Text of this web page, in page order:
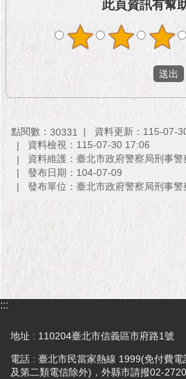
權
資
訊
安
情
統
此頁資訊有幫
點閱數： 30331
資料更新：115-07-
資料檢視：115-07-30 17:06
資料維護：臺北市政府警察局刑事警
發布日期：104-07-09
發布單位：臺北市政府警察局刑事警
:::
地址 : 110204臺北市信義區市府路1號
電話 : 臺北市民當家熱線 1999(免付費
及第二類電信除外)，外縣市請撥02-